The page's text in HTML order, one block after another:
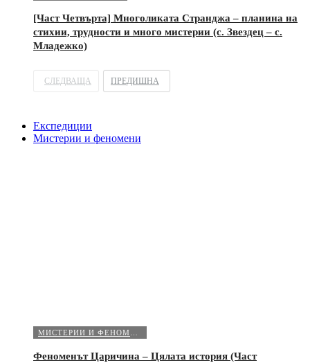
[Част Четвърта] Многоликата Странджа – планина на
стихии, трудности и много мистерии (с. Звездец – с.
Младежко)
СЛЕДВАЩА ПРЕДИШНА
Експедиции
Мистерии и феномени
Феноменът Царичина – Цялата история (Част